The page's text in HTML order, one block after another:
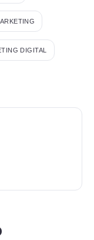
DIGITAL